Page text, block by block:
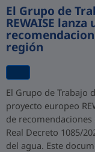
El Grupo de
REWAISE
región
El Grupo de Trabajo
proyecto europeo
de
Real Decreto 1085/
del agua. Este